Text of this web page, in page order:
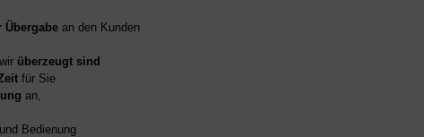
Übergabe an den Kunden
überzeugt sind
für Sie
an,
Bedienung